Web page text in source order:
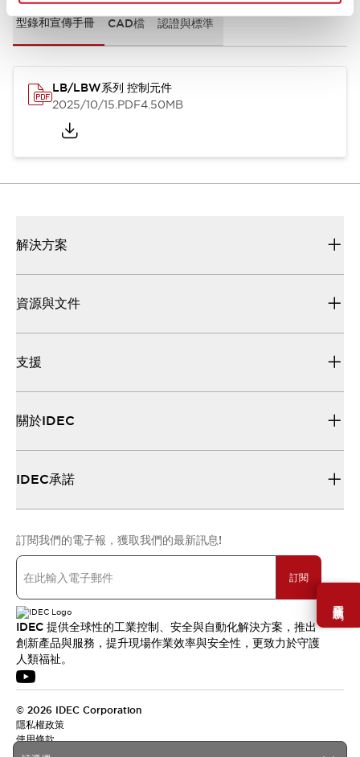
需要幫助嗎？
型錄和宣傳手冊 CAD檔 認證與標準
LB/LBW系列 控制元件
2025/10/15.PDF4.50MB
解決方案
資源與文件
支援
關於IDEC
IDEC承諾
訂閱我們的電子報，獲取我們的最新訊息!
訂閱
IDEC 提供全球性的工業控制、安全與自動化解決方案，推出
創新產品與服務，提升現場作業效率與安全性，更致力於守護
人類福祉。
© 2026 IDEC Corporation
隱私權政策
使用條款